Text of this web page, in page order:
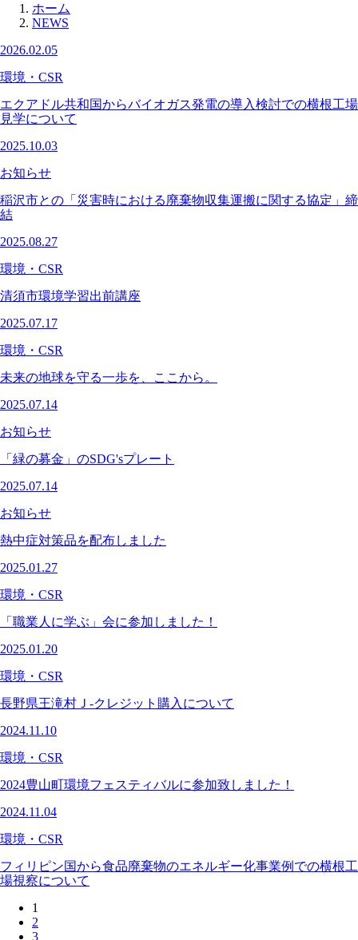
ホーム
NEWS
2026.02.05
環境・CSR
エクアドル共和国からバイオガス発電の導入検討での横根工場
見学について
2025.10.03
お知らせ
稲沢市との「災害時における廃棄物収集運搬に関する協定」締
結
2025.08.27
環境・CSR
清須市環境学習出前講座
2025.07.17
環境・CSR
未来の地球を守る一歩を、ここから。
2025.07.14
お知らせ
「緑の募金」のSDG'sプレート
2025.07.14
お知らせ
熱中症対策品を配布しました
2025.01.27
環境・CSR
「職業人に学ぶ」会に参加しました！
2025.01.20
環境・CSR
長野県王滝村Ｊ-クレジット購入について
2024.11.10
環境・CSR
2024豊山町環境フェスティバルに参加致しました！
2024.11.04
環境・CSR
フィリピン国から食品廃棄物のエネルギー化事業例での横根工
場視察について
1
2
3